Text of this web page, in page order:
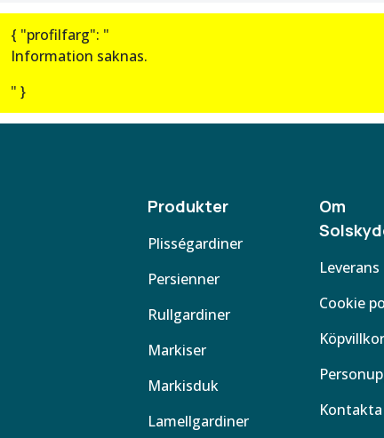
{ "profilfarg": "
Information saknas.
" }
Produkter
Plisségardiner
Persienner
Rullgardiner
Markiser
Markisduk
Lamellgardiner
Om
Leverans
Cookie
Köpvillkor